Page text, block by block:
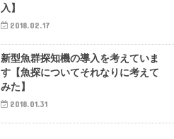
入】
2018.02.17
新型魚群探知機の導入を考えていま
す【魚探についてそれなりに考えて
みた】
2018.01.31